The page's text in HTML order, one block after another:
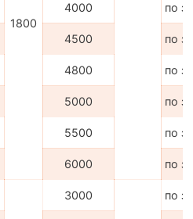
1800
4000 по
4500 по
4800 по
5000 по
5500 по
6000 по
3000 по